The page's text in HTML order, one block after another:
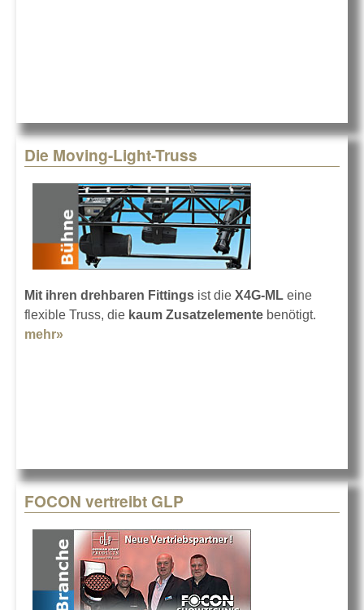
Die Moving-Light-Truss
Mit ihren drehbaren Fittings ist die X4G-ML eine
flexible Truss, die kaum Zusatzelemente benötigt.
mehr»
FOCON vertreibt GLP